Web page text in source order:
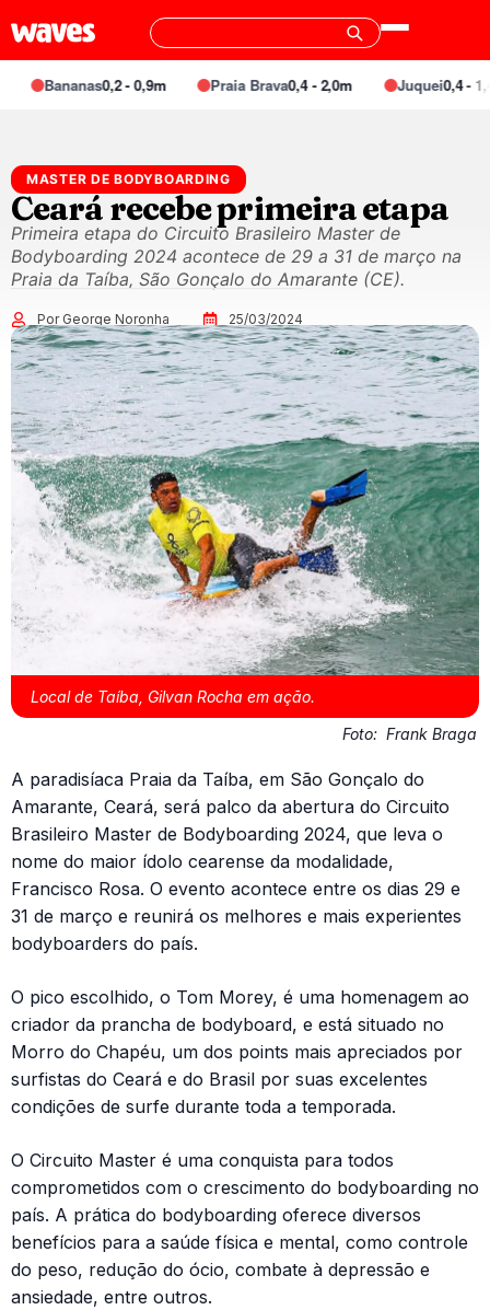
Bananas0,2 - 0,9m Praia Brava0,4 - 2,0m Juquei0,4 -
MASTER DE BODYBOARDING
Ceará recebe primeira etapa
Primeira etapa do Circuito Brasileiro Master de
Bodyboarding 2024 acontece de 29 a 31 de março na
Praia da Taíba, São Gonçalo do Amarante (CE).
Por George Noronha 25/03/2024
Local de Taíba, Gilvan Rocha em ação.
Foto: Frank Braga
A paradisíaca Praia da Taíba, em São Gonçalo do
Amarante, Ceará, será palco da abertura do Circuito
Brasileiro Master de Bodyboarding 2024, que leva o
nome do maior ídolo cearense da modalidade,
Francisco Rosa. O evento acontece entre os dias 29 e
31 de março e reunirá os melhores e mais experientes
bodyboarders do país.
O pico escolhido, o Tom Morey, é uma homenagem ao
criador da prancha de bodyboard, e está situado no
Morro do Chapéu, um dos points mais apreciados por
surfistas do Ceará e do Brasil por suas excelentes
condições de surfe durante toda a temporada.
O Circuito Master é uma conquista para todos
comprometidos com o crescimento do bodyboarding no
país. A prática do bodyboarding oferece diversos
benefícios para a saúde física e mental, como controle
do peso, redução do ócio, combate à depressão e
ansiedade, entre outros.